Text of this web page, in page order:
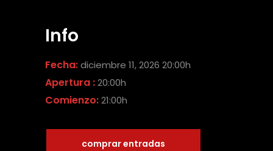
Info
Fecha:diciembre 11, 2026 20:00h
Apertura :20:00h
Comienzo:21:00h
comprar entradas